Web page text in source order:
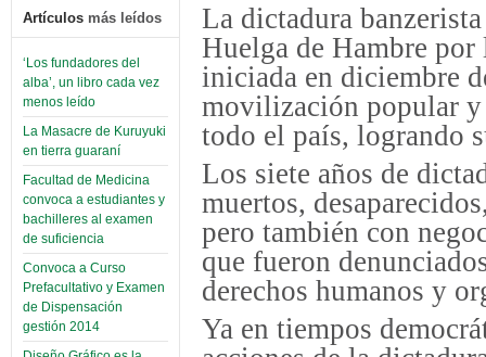
Artículos más leídos
‘Los fundadores del
alba’, un libro cada vez
menos leído
La Masacre de Kuruyuki
en tierra guaraní
Facultad de Medicina
convoca a estudiantes y
bachilleres al examen
de suficiencia
Convoca a Curso
Prefacultativo y Examen
de Dispensación
gestión 2014
La dictadura
Huelga de Hambre
iniciada en diciembre
movilización popular y
todo el país, logrando
Los siete años de
muertos,
pero también con
que fueron
derechos humanos y
Ya en tiempos